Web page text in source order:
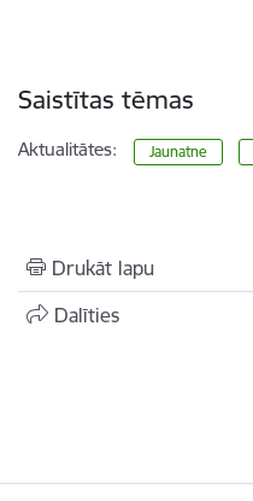
Saistītas tēmas
Aktualitātes: Jaunatne
Drukāt lapu
Dalīties